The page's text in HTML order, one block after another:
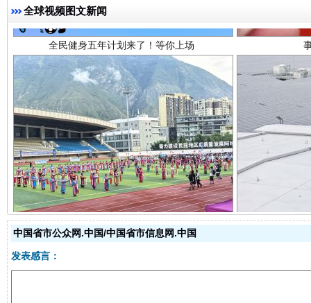
全球视频图文新闻
阿坝州三大球赛在茂县开幕 规模
中国省市公众网.中国/中国省市信息网.中国
发表感言：